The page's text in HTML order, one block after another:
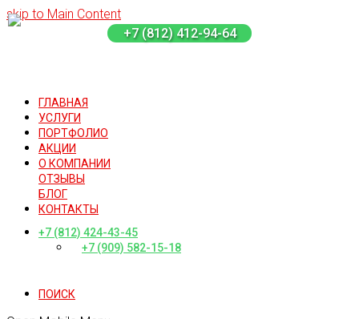
+7 (812) 412-94-64
skip to Main Content
ГЛАВНАЯ
УСЛУГИ
ПОРТФОЛИО
АКЦИИ
О КОМПАНИИ
ОТЗЫВЫ
БЛОГ
КОНТАКТЫ
+7 (812) 424-43-45
+7 (909) 582-15-18
ПОИСК